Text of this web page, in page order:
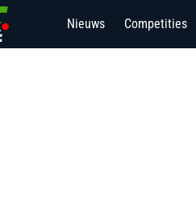
Nieuws Competities